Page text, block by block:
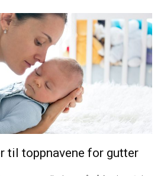
til toppnavene for gutter